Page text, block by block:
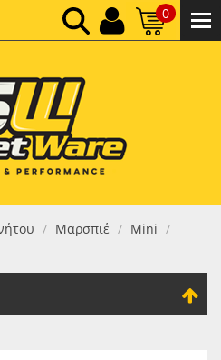
0
ΚΑΘΑΡΌ ΣΎΝΟΛΟ:
ΤΕΛΙΚΌ ΣΎΝΟΛΟ:0,00 €
/ Μαρσπιέ / Mini /